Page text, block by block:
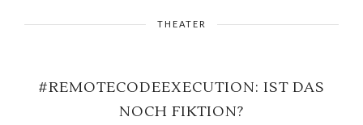
THEATER
#REMOTECODEEXECUTION: IST DAS
NOCH FIKTION?